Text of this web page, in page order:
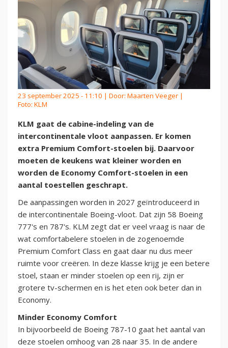
23 september 2025 - 11:10 | Door: Maarten Veeger |
Foto: KLM
KLM gaat de cabine-indeling van de
intercontinentale vloot aanpassen. Er komen
extra Premium Comfort-stoelen bij. Daarvoor
moeten de keukens wat kleiner worden en
worden de Economy Comfort-stoelen in een
aantal toestellen geschrapt.
De aanpassingen worden in 2027 geïntroduceerd in
de intercontinentale Boeing-vloot. Dat zijn 58 Boeing
777's en 787's. KLM zegt dat er veel vraag is naar de
wat comfortabelere stoelen in de zogenoemde
Premium Comfort Class en gaat daar nu dus meer
ruimte voor creëren. In deze klasse krijg je een betere
stoel, staan er minder stoelen op een rij, zijn er
grotere tv-schermen en is het eten ook beter dan in
Economy.
Minder Economy Comfort
In bijvoorbeeld de Boeing 787-10 gaat het aantal van
deze stoelen omhoog van 28 naar 35. In de andere